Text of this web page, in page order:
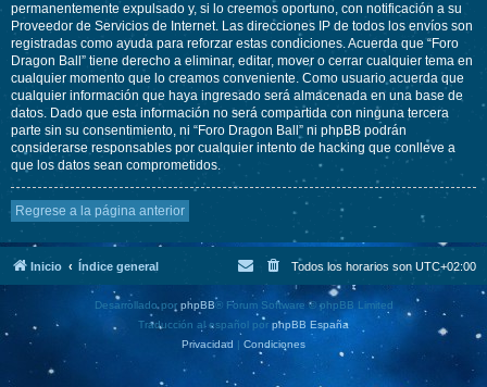
permanentemente expulsado y, si lo creemos oportuno, con notificación a su
Proveedor de Servicios de Internet. Las direcciones IP de todos los envíos son
registradas como ayuda para reforzar estas condiciones. Acuerda que “Foro
Dragon Ball” tiene derecho a eliminar, editar, mover o cerrar cualquier tema en
cualquier momento que lo creamos conveniente. Como usuario acuerda que
cualquier información que haya ingresado será almacenada en una base de
datos. Dado que esta información no será compartida con ninguna tercera
parte sin su consentimiento, ni “Foro Dragon Ball” ni phpBB podrán
considerarse responsables por cualquier intento de hacking que conlleve a
que los datos sean comprometidos.
Regrese a la página anterior
Inicio Índice general Todos los horarios son UTC+02:00
Desarrollado por phpBB® Forum Software © phpBB Limited
Traducción al español por phpBB España
Privacidad | Condiciones